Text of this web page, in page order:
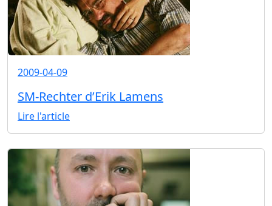
2009-04-09
SM-Rechter d’Erik Lamens
Lire l'article